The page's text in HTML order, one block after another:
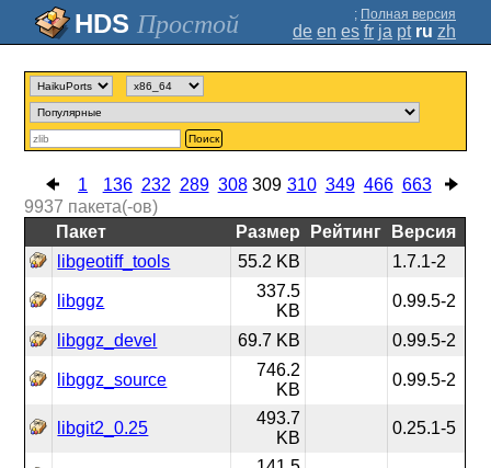
Простой ; Полная версия
de en es fr ja pt ru zh
Поиск
1 136 232 289 308 309 310 349 466 663
9937 пакета(-ов)
Пакет
Размер Рейтинг
Версия
libgeotiff_tools
55.2 KB 1.7.1-2
libggz
337.5
KB
0.99.5-2
libggz_devel 69.7 KB 0.99.5-2
libggz_source
746.2
KB
0.99.5-2
libgit2_0.25
493.7
KB
0.25.1-5